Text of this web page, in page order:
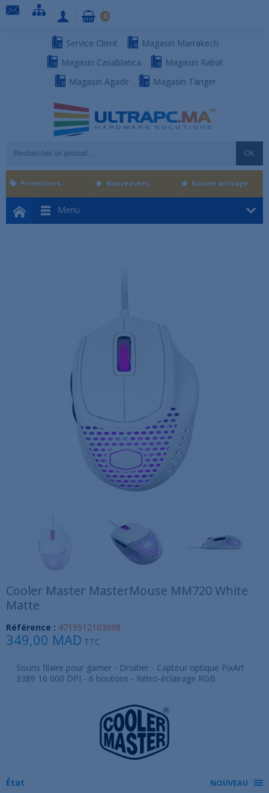
Service Client
Magasin Marrakech
Magasin Casablanca
Magasin Rabat
Magasin Agadir
Magasin Tanger
OK
0
Menu
Promotions Nouveautés Nouvel arrivage
Cooler Master MasterMouse MM720 White
Matte
Référence : 4719512103098
349,00 MAD TTC
Souris filaire pour gamer - Droitier - Capteur optique PixArt
3389 16 000 DPI - 6 boutons - Rétro-éclairage RGB
État NOUVEAU